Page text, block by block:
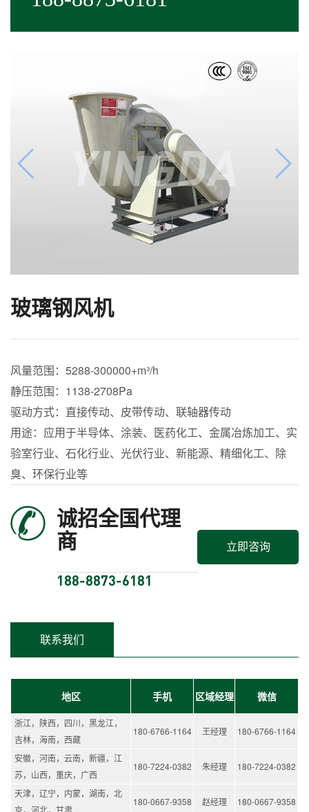
玻璃钢风机
风量范围：5288-300000+m³/h
静压范围：1138-2708Pa
驱动方式：直接传动、皮带传动、联轴器传动
用途：应用于半导体、涂装、医药化工、金属冶炼加工、实
验室行业、石化行业、光伏行业、新能源、精细化工、除
臭、环保行业等
诚招全国代理
商
188-8873-6181
立即咨询
联系我们
地区 手机 区域经理 微信
浙江，陕西，四川，黑龙江，
吉林，海南，西藏
180-6766-1164 王经理 180-6766-1164
安徽，河南，云南，新疆，江
苏，山西，重庆，广西
180-7224-0382 朱经理 180-7224-0382
天津，辽宁，内蒙，湖南，北
180-0667-9358 赵经理 180-0667-9358